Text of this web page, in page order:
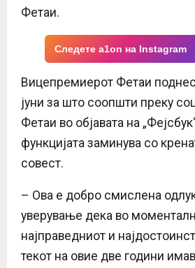
Фетаи.
Следете a1on на Instagram
Вицепремиерот Фетаи
јуни за што соопшти преку
Фетаи во објавата на
функцијата заминува со
совест.
– Ова е добро смислена
уверување дека во
најправедниот и
текот на овие две години